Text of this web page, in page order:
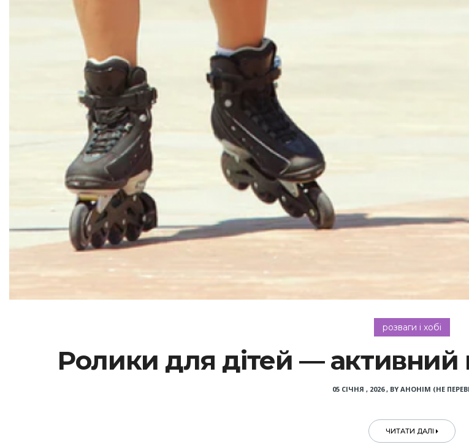
розваги і хобі
Ролики для дітей — активний
05 СІЧНЯ , 2026, BY АНОНІМ (НЕ
ЧИТАТИ ДАЛІ